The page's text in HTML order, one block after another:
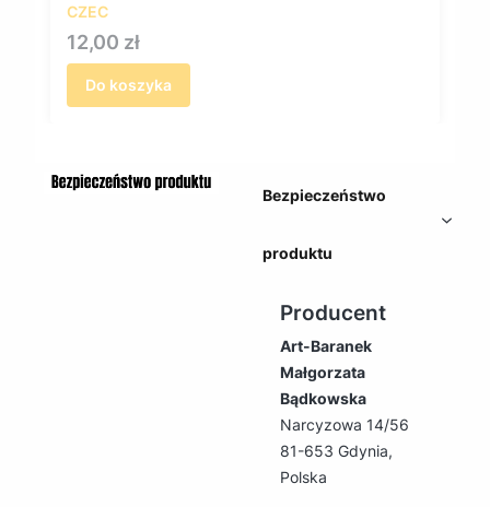
CZEC
Cena
12,00 zł
Do koszyka
Bezpieczeństwo
produktu
Producent
Art-Baranek
Małgorzata
Bądkowska
Narcyzowa 14/56
81-653 Gdynia,
Polska